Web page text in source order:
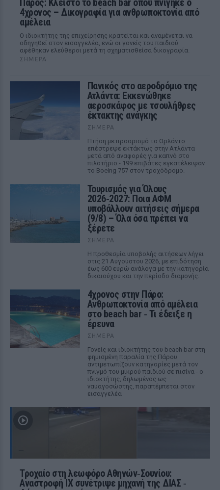
Πάρος: Κλειστό το beach bar όπου πνίγηκε ο
4χρονος – Δικογραφία για ανθρωποκτονία από
αμέλεια
Ο ιδιοκτήτης της επιχείρησης κρατείται και αναμένεται να
οδηγηθεί στον εισαγγελέα, ενώ οι γονείς του παιδιού
αφέθηκαν ελεύθεροι μετά τη σχηματισθείσα δικογραφία.
ΣΉΜΕΡΑ
Πανικός στο αεροδρόμιο της
Ατλάντα: Εκκενώθηκε
αεροσκάφος με τσουλήθρες
έκτακτης ανάγκης
ΣΉΜΕΡΑ
Πτήση με προορισμό το Ορλάντο
επέστρεψε εκτάκτως στην Ατλάντα
μετά από αναφορές για καπνό στο
πιλοτήριο - 199 επιβάτες εγκατέλειψαν
το Boeing 757 στον τροχόδρομο.
Τουρισμός για Όλους
2026‑2027: Ποια ΑΦΜ
υποβάλλουν αιτήσεις σήμερα
(9/8) – Όλα όσα πρέπει να
ξέρετε
ΣΉΜΕΡΑ
Η προθεσμία υποβολής αιτήσεων λήγει
στις 21 Αυγούστου 2026, με επιδότηση
έως 600 ευρώ ανάλογα με την κατηγορία
δικαιούχου και την περίοδο διαμονής.
4χρονος στην Πάρο:
Ανθρωποκτονία από αμέλεια
στο beach bar ‑ Τι έδειξε η
έρευνα
ΣΉΜΕΡΑ
Γονείς και ιδιοκτήτης του beach bar στη
φημισμένη παραλία της Πάρου
αντιμετωπίζουν κατηγορίες μετά τον
πνιγμό του μικρού παιδιού σε πισίνα - ο
ιδιοκτήτης, δηλωμένος ως
ναυαγοσώστης, παραπέμπεται στον
εισαγγελέα
Τροχαίο στη λεωφόρο Αθηνών‑Σουνίου:
Αναστροφή ΙΧ συνέτριψε μηχανή της ΔΙΑΣ ‑